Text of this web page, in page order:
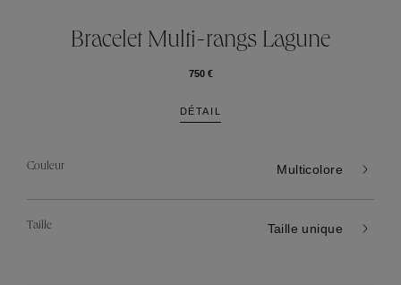
Bracelet Multi-rangs Lagune
750 €
DÉTAIL
Couleur Multicolore
Taille Taille unique